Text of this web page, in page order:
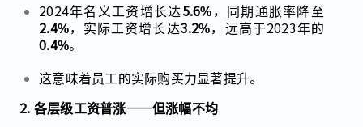
2024年名义工资增长达5.6%，同期通胀率降至
2.4%，实际工资增长达3.2%，远高于2023年的
0.4%。
这意味着员工的实际购买力显著提升。
2. 各层级工资普涨——但涨幅不均